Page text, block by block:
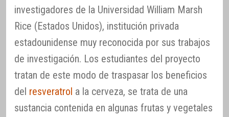
investigadores de la Universidad William Marsh
Rice (Estados Unidos), institución privada
estadounidense muy reconocida por sus trabajos
de investigación. Los estudiantes del proyecto
tratan de este modo de traspasar los beneficios
del resveratrol a la cerveza, se trata de una
sustancia contenida en algunas frutas y vegetales